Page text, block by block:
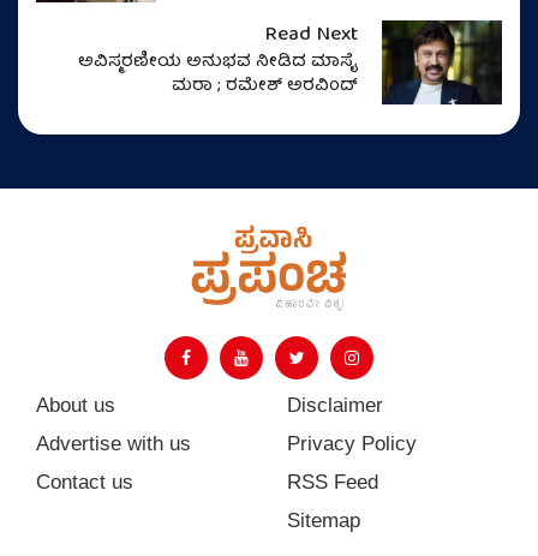
Read Next
ಅವಿಸ್ಮರಣೀಯ ಅನುಭವ ನೀಡಿದ ಮಾಸೈ
ಮರಾ ; ರಮೇಶ್ ಅರವಿಂದ್
About us
Advertise with us
Contact us
Disclaimer
Privacy Policy
RSS Feed
Sitemap